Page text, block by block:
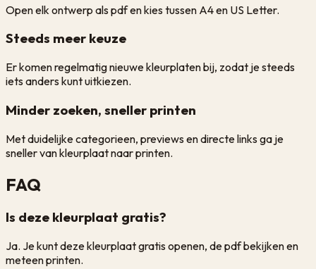
Open elk ontwerp als pdf en kies tussen A4 en US Letter.
Steeds meer keuze
Er komen regelmatig nieuwe kleurplaten bij, zodat je steeds
iets anders kunt uitkiezen.
Minder zoeken, sneller printen
Met duidelijke categorieen, previews en directe links ga je
sneller van kleurplaat naar printen.
FAQ
Is deze kleurplaat gratis?
Ja. Je kunt deze kleurplaat gratis openen, de pdf bekijken en
meteen printen.